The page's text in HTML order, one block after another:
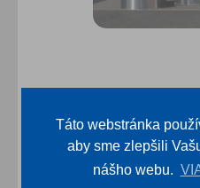
Táto webstránka
aby sme zlepšili
nášho webu.